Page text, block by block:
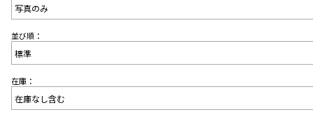
並び順：
在庫：